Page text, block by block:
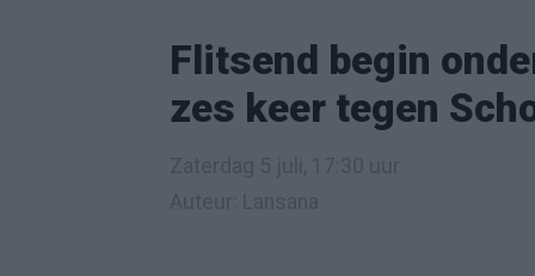
Flitsend begin
zes keer tegen